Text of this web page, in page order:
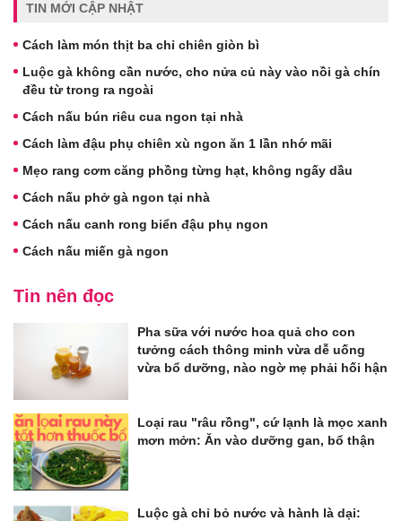
TIN MỚI CẬP NHẬT
Cách làm món thịt ba chỉ chiên giòn bì
Luộc gà không cần nước, cho nửa củ này vào nồi gà chín
đều từ trong ra ngoài
Cách nấu bún riêu cua ngon tại nhà
Cách làm đậu phụ chiên xù ngon ăn 1 lần nhớ mãi
Mẹo rang cơm căng phồng từng hạt, không ngấy dầu
Cách nấu phở gà ngon tại nhà
Cách nấu canh rong biển đậu phụ ngon
Cách nấu miến gà ngon
Tin nên đọc
Pha sữa với nước hoa quả cho con
tưởng cách thông minh vừa dễ uống
vừa bổ dưỡng, nào ngờ mẹ phải hối hận
Loại rau "râu rồng", cứ lạnh là mọc xanh
mơn mởn: Ăn vào dưỡng gan, bổ thận
Luộc gà chỉ bỏ nước và hành là dại: